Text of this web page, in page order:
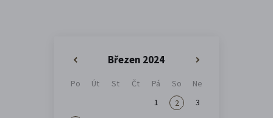
Březen 2024
Po Út St Čt Pá So
Ne
1
2
3